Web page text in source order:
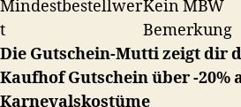
Mindestbestellwer
t
Kein MBW
Bemerkung
Die Gutschein-Mutti zeigt dir
Kaufhof Gutschein über -20%
Karnevalskostüme